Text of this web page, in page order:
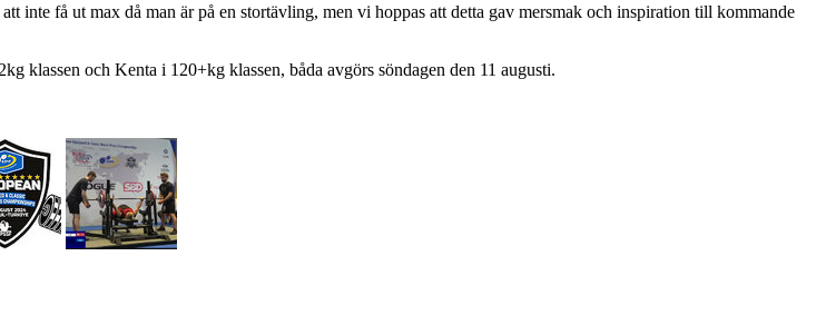
få ut max då man är på en stortävling, men vi hoppas att detta gav mersmak och inspiration till kommande
klassen och Kenta i 120+kg klassen, båda avgörs söndagen den 11 augusti.